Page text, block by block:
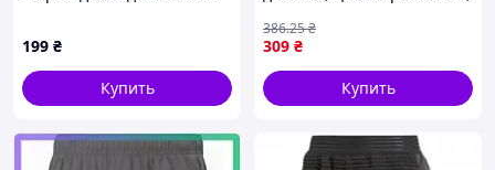
199 ₴
Купить
309 ₴
386.25₴
Купить